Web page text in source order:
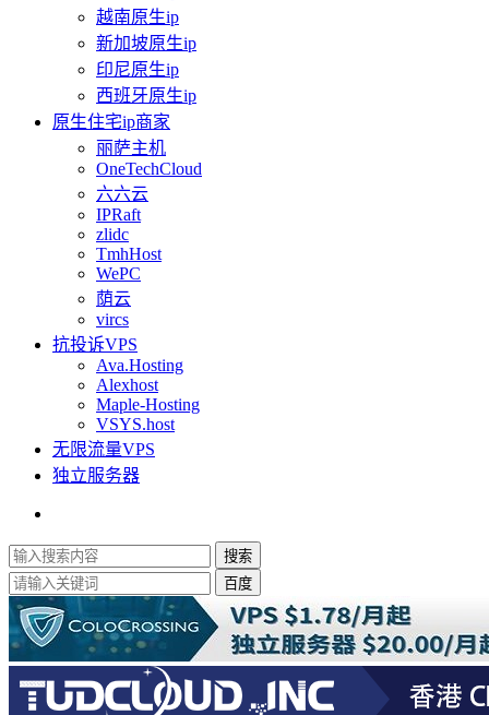
越南原生ip
新加坡原生ip
印尼原生ip
西班牙原生ip
原生住宅ip商家
丽萨主机
OneTechCloud
六六云
IPRaft
zlidc
TmhHost
WePC
荫云
vircs
抗投诉VPS
Ava.Hosting
Alexhost
Maple-Hosting
VSYS.host
无限流量VPS
独立服务器